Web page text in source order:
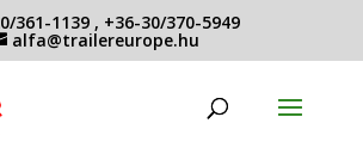
361-1139 , +36-30/370-5949
alfa@trailereurope.hu